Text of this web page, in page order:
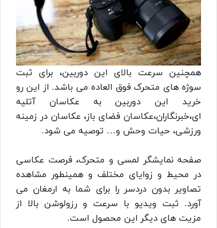
همچنین سرعت بالای این دوربین، برای ثبت
سوژه های متحرک فوق العاده می باشد. از این رو
خرید این دوربین به عکاسان آتلیه
ای،خبرنگاران،عکاسان فضای باز، عکاسان در زمینه
ورزشی، حیات وحش و… توصیه می شود.
صفحه نمایشگر لمسی و متحرک، فرصت عکاسی
در محیط و زوایای مختلف و همینطور مشاهده
تصاویر بدون دردسر را برای شما به ارمغان می
آورد. ثبت ویدیو با سرعت و رزولوشن بالا از
مزیت های دیگر این محصول است.